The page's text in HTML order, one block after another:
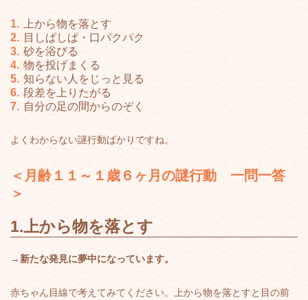
上から物を落とす
目しぱしぱ・口パクパク
砂を浴びる
物を投げまくる
知らない人をじっと見る
段差を上りたがる
自分の足の間からのぞく
よくわからない謎行動ばかりですね。
＜月齢１１～１歳６ヶ月の謎行動 一問一答
＞
1.上から物を落とす
→ 新たな発見に夢中になっています。
赤ちゃん目線で考えてみてください。上から物を落とすと目の前